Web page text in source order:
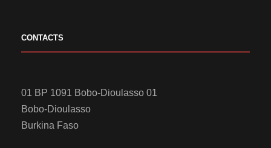
CONTACTS
01 BP 1091 Bobo-Dioulasso 01
Bobo-Dioulasso
Burkina Faso